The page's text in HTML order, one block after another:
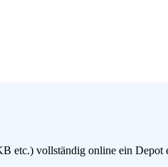
etc.) vollständig online ein Depot